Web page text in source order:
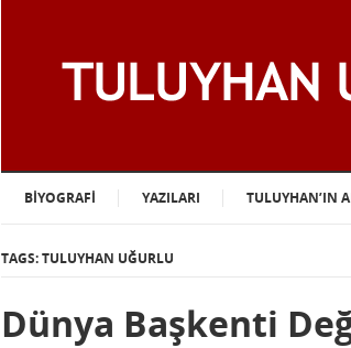
BIYOGRAFI YAZILARI TULUYHAN’IN
TAGS: TULUYHAN UĞURLU
Dünya Başkenti